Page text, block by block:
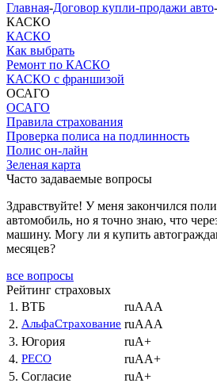
Главная-Договор купли-продажи авто-
КАСКО
КАСКО
Как выбрать
Ремонт по КАСКО
КАСКО с франшизой
ОСАГО
ОСАГО
Правила страхования
Проверка полиса на подлинность
Полис он-лайн
Зеленая карта
Часто задаваемые вопросы
Здравствуйте! У меня закончился
автомобиль, но я точно знаю, что
машину. Могу ли я купить
месяцев?
все вопросы
Рейтинг страховых
1. ВТБ
ruAAA
2. АльфаСтрахование ruAAA
3. Югория
ruA+
4. РЕСО
ruAA+
5. Согласие
ruA+